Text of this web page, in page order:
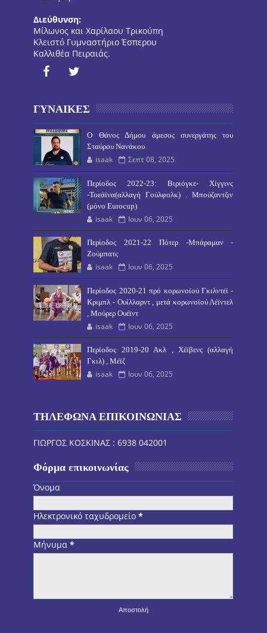
Διεύθυνση:
Μίλωνος και Χαρίλαου Τρικούπη
Κλειστό Γυμναστήριο Έσπερου
Καλλιθέα Πειραιάς.
ΓΥΝΑΙΚΕΣ
O Θάνος Δήμου άμεσος συνεργάτης του
Σταύρου Νανάκου
isaak Σεπτ 08, 2025
Περίοδος 2022-23: Βιριόγκε- Χίγγινς
-Τοεάϊνα(αλλαγή Γούλφολκ) . Μπούζαντζιν
(μόνο Eurocup)
isaak Ιουν 06, 2025
Περίοδος 2021-22 Πότερ -Μπάραμαν -
Ζούμπατς
isaak Ιουν 06, 2025
Περίοδος 2020-21 πρό κορωνοϊού Γκιλντέϊ -
Κριμπλ - Ουίλλαρντ , μετά κορωνοϊού Λέϊντελ
, Μούρερ Ουέϊντ
isaak Ιουν 06, 2025
Περίοδος 2019-20 Ακλ , Χέϊβενς (αλλαγή
Γκιλ) , Μέϊζ
isaak Ιουν 06, 2025
ΤΗΛΕΦΩΝΑ ΕΠΙΚΟΙΝΩΝΙΑΣ
ΓΙΩΡΓΟΣ ΚΟΣΚΙΝΑΣ : 6938 042001
Φόρμα επικοινωνίας
Όνομα
Ηλεκτρονικό ταχυδρομείο*
Μήνυμα*